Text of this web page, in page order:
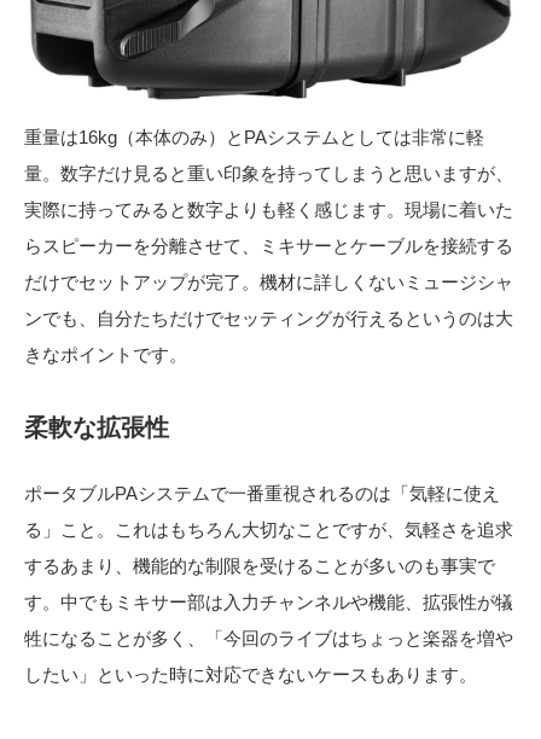
重量は16kg（本体のみ）とPAシステムとしては非常に軽
量。数字だけ見ると重い印象を持ってしまうと思いますが、
実際に持ってみると数字よりも軽く感じます。現場に着いた
らスピーカーを分離させて、ミキサーとケーブルを接続する
だけでセットアップが完了。機材に詳しくないミュージシャ
ンでも、自分たちだけでセッティングが行えるというのは大
きなポイントです。
柔軟な拡張性
ポータブルPAシステムで一番重視されるのは「気軽に使え
る」こと。これはもちろん大切なことですが、気軽さを追求
するあまり、機能的な制限を受けることが多いのも事実で
す。中でもミキサー部は入力チャンネルや機能、拡張性が犠
牲になることが多く、「今回のライブはちょっと楽器を増や
したい」といった時に対応できないケースもあります。